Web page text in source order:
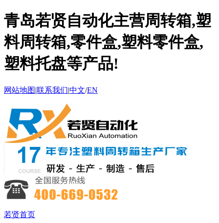
青岛若贤自动化主营周转箱,塑
料周转箱,零件盒,塑料零件盒,
塑料托盘等产品!
网站地图|联系我们|中文/EN
若贤首页